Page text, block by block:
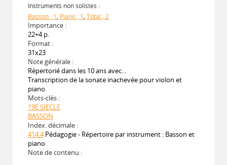
Instruments non solistes :
Basson ; 1, Piano ; 1, Total ; 2
Importance :
22+4 p.
Format :
31x23
Note générale :
Répertorié dans les 10 ans avec...
Transcription de la sonate inachevée pour violon et
piano
Mots-clés :
19E SIECLE
BASSON
Index. décimale :
414.4 Pédagogie - Répertoire par instrument : Basson et
piano
Note de contenu :